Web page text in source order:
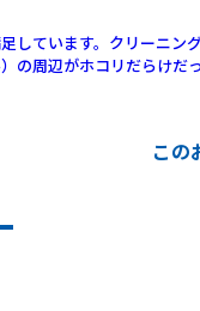
しています。クリーニン
の周辺がホコリだらけだ
れいにそうじしてあり、
ます。そうじして４日経ち
この